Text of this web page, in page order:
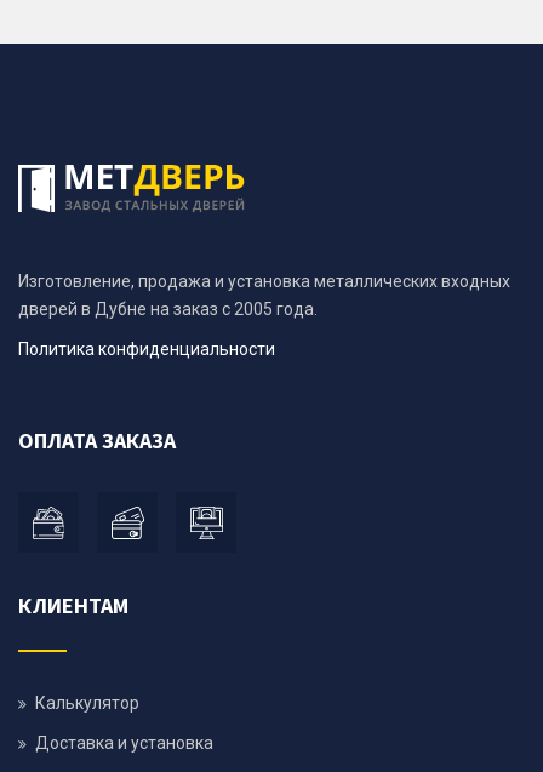
Изготовление, продажа и установка металлических входных
дверей в Дубне на заказ с 2005 года.
Политика конфиденциальности
ОПЛАТА ЗАКАЗА
КЛИЕНТАМ
Калькулятор
Доставка и установка